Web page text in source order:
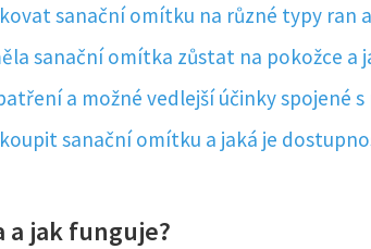
sanační omítku na různé typy ran
sanační omítka zůstat na pokožce a
a možné vedlejší účinky spojené
sanační omítku a jaká je
a jak funguje?